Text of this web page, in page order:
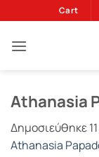
στο
περιεχόμενο
Cart
Athanasia
Δημοσιεύθηκε
Athanasia